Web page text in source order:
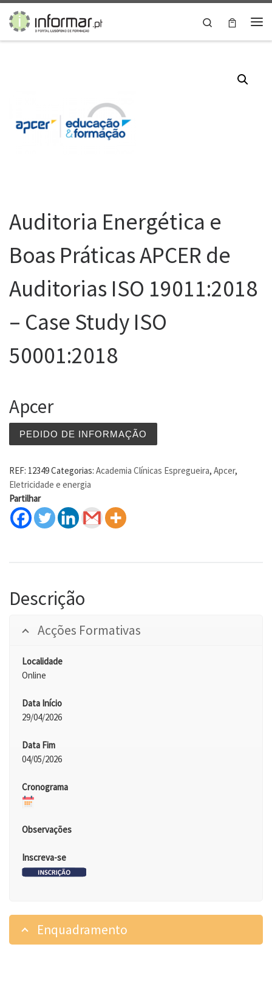
Skip to content
Search
Auditoria Energética e
Boas Práticas APCER de
Auditorias ISO 19011:2018
– Case Study ISO
50001:2018
Apcer
PEDIDO DE INFORMAÇÃO
REF: 12349Categorias: Academia Clínicas Espregueira, Apcer,
Eletricidade e energia
Partilhar
Descrição
Acções Formativas
Localidade
Online
Data Início
29/04/2026
Data Fim
04/05/2026
Cronograma
Observações
Inscreva-se
Enquadramento